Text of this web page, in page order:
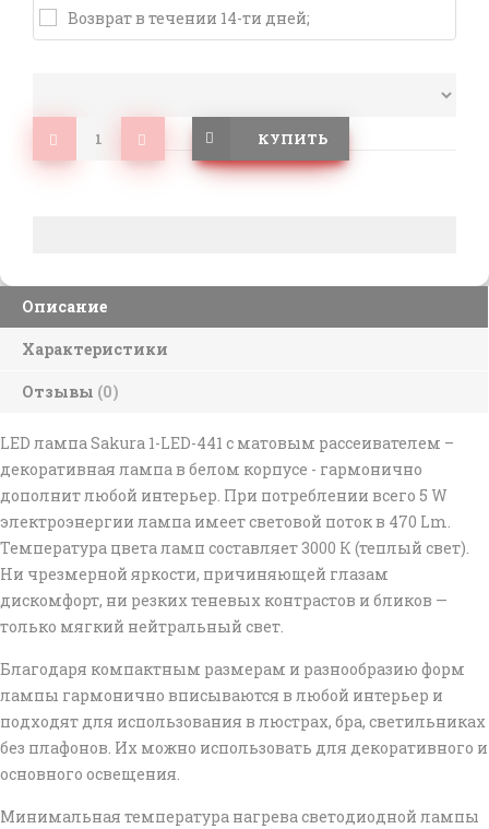
Возврат в течении 14-ти дней;
КУПИТЬ
Описание
Характеристики
Отзывы (0)
LED лампа Sakura 1-LED-441 c матовым рассеивателем –
декоративная лампа в белом корпусе - гармонично
дополнит любой интерьер. При потреблении всего 5 W
электроэнергии лампа имеет световой поток в 470 Lm.
Температура цвета ламп составляет 3000 К (теплый свет).
Ни чрезмерной яркости, причиняющей глазам
дискомфорт, ни резких теневых контрастов и бликов —
только мягкий нейтральный свет.
Благодаря компактным размерам и разнообразию форм
лампы гармонично вписываются в любой интерьер и
подходят для использования в люстрах, бра, светильниках
без плафонов. Их можно использовать для декоративного и
основного освещения.
Минимальная температура нагрева светодиодной лампы